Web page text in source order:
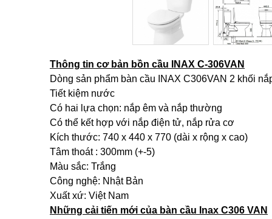
Thông tin cơ bản bồn cầu INAX C-306VAN
Dòng sản phẩm bàn cầu INAX C306VAN 2 khối
Tiết kiệm nước
Có hai lựa chọn: nắp êm và nắp thường
Có thể kết hợp với nắp điện tử, nắp rửa cơ
Kích thước: 740 x 440 x 770 (dài x rộng x cao)
Tâm thoát : 300mm (+-5)
Màu sắc: Trắng
Công nghệ: Nhật Bản
Xuất xứ: Việt Nam
Những cải tiến mới của bàn cầu Inax C306 VAN